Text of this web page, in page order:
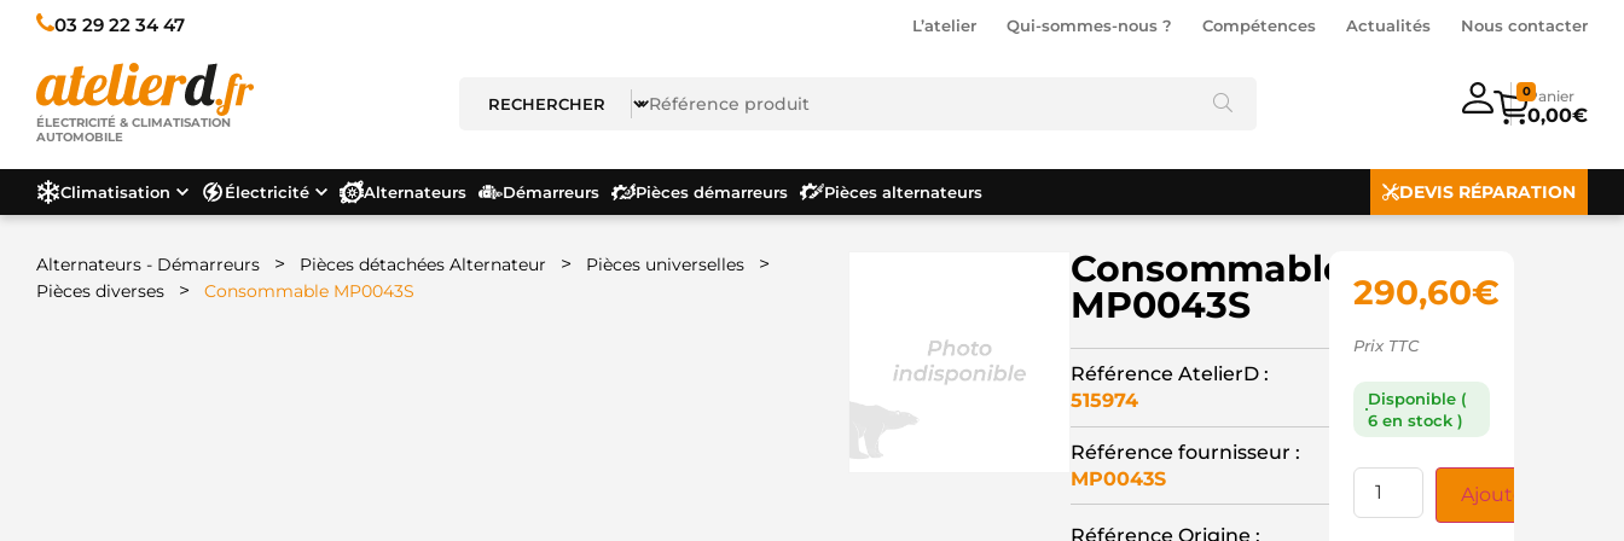
03 29 22 34 47 L’atelier Qui-sommes-nous ? Compétences Actualités Nous contacter
ÉLECTRICITÉ & CLIMATISATION
AUTOMOBILE
0,00€
0
Climatisation Électricité Alternateurs Démarreurs Pièces démarreurs Pièces alternateurs DEVIS RÉPARATION
Alternateurs - Démarreurs > Pièces détachées Alternateur > Pièces universelles >
Pièces diverses > Consommable MP0043S
Consommable
MP0043S
Référence AtelierD :
515974
Référence fournisseur :
MP0043S
Référence Origine :
290,60€
Prix TTC
Disponible (
6 en stock )
Ajouter au